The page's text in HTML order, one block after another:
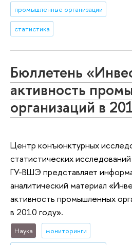
промышленные организации
статистика
Бюллетень
активность
организаций в
Центр конъюнктурных
статистических
ГУ-ВШЭ представляет
аналитический материал
активность промышленных
в 2010 году».
Наука мониторинги